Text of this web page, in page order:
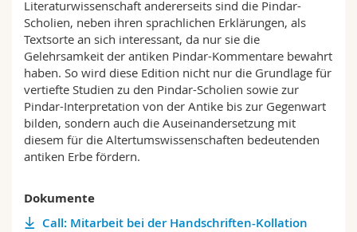
Literaturwissenschaft andererseits sind die Pindar-
Scholien, neben ihren sprachlichen Erklärungen, als
Textsorte an sich interessant, da nur sie die
Gelehrsamkeit der antiken Pindar-Kommentare bewahrt
haben. So wird diese Edition nicht nur die Grundlage für
vertiefte Studien zu den Pindar-Scholien sowie zur
Pindar-Interpretation von der Antike bis zur Gegenwart
bilden, sondern auch die Auseinandersetzung mit
diesem für die Altertumswissenschaften bedeutenden
antiken Erbe fördern.
Dokumente
Call: Mitarbeit bei der Handschriften-Kollation